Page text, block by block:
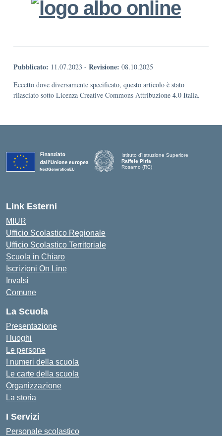
Pubblicato: 11.07.2023 - Revisione: 08.10.2025
Eccetto dove diversamente specificato, questo articolo è stato
rilasciato sotto Licenza Creative Commons Attribuzione 4.0 Italia.
Istituto d'Istruzione Superiore
Raffele Piria
Rosarno (RC)
Link Esterni
MIUR
Ufficio Scolastico Regionale
Ufficio Scolastico Territoriale
Scuola in Chiaro
Iscrizioni On Line
Invalsi
Comune
La Scuola
Presentazione
I luoghi
Le persone
I numeri della scuola
Le carte della scuola
Organizzazione
La storia
I Servizi
Personale scolastico